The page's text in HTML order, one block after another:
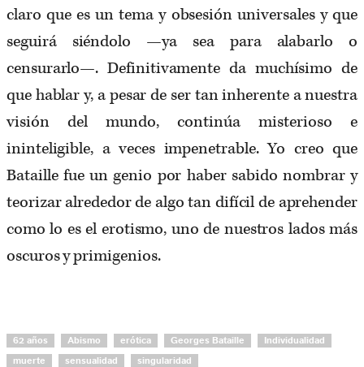
claro que es un tema y obsesión universales y que
seguirá siéndolo —ya sea para alabarlo o
censurarlo—. Definitivamente da muchísimo de
que hablar y, a pesar de ser tan inherente a nuestra
visión del mundo, continúa misterioso e
ininteligible, a veces impenetrable. Yo creo que
Bataille fue un genio por haber sabido nombrar y
teorizar alrededor de algo tan difícil de aprehender
como lo es el erotismo, uno de nuestros lados más
oscuros y primigenios.
62 años Abismo erótica Georges Bataille Individualidad
muerte sensualidad singularidad